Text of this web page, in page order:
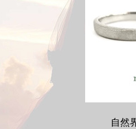
自然